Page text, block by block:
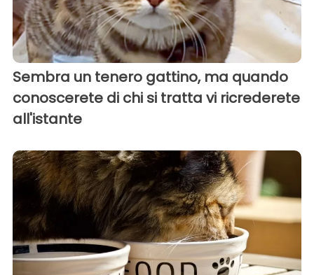
Sembra un tenero gattino, ma quando
conoscerete di chi si tratta vi ricrederete
all'istante